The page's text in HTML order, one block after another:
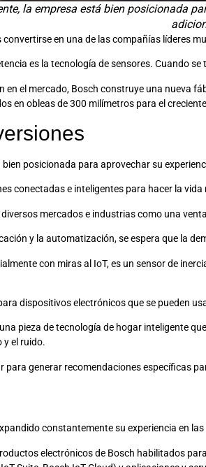
la empresa está bien posicionada
en una de las compañías líderes
es la tecnología de sensores. Cuando
el mercado, Bosch construye una nueva
​​en obleas de 300 milímetros para el
posicionada para aprovechar su
conectadas e inteligentes para hacer la
mercados e industrias como una
y la automatización, se espera que la
con miras al IoT, es un sensor de
dispositivos electrónicos que se pueden
pieza de tecnología de hogar inteligente
y el ruido.
para generar recomendaciones específicas
constantemente su experiencia en
electrónicos de Bosch habilitados